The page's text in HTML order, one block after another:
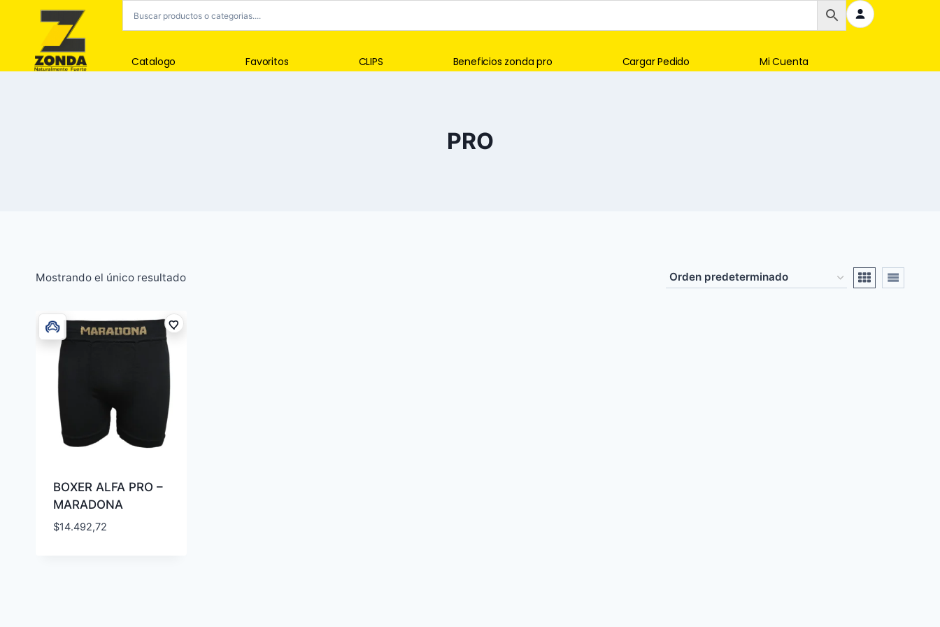
Catalogo Favoritos CLIPS Beneficios zonda pro Cargar Pedido Mi Cuenta
PRO
Mostrando el único resultado
BOXER ALFA PRO –
MARADONA
$14.492,72